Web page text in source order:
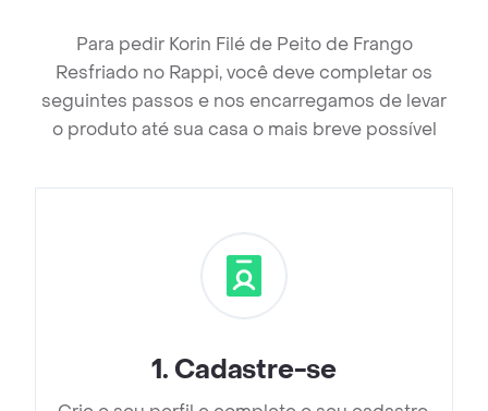
Para pedir Korin Filé de Peito de Frango
Resfriado no Rappi, você deve completar os
seguintes passos e nos encarregamos de levar
o produto até sua casa o mais breve possível
1. Cadastre-se